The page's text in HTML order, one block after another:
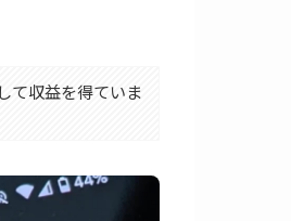
て収益を得ていま